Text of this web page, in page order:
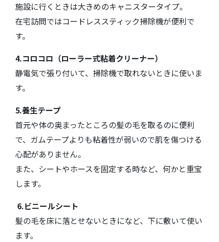
施設に行くときは大きめのキャニスタータイプ。
在宅訪問ではコードレススティック掃除機が便利で
す。
4.コロコロ（ローラー式粘着クリーナー）
静電気で張り付いて、掃除機で取れないときに使いま
す。
5.養生テープ
首元や体の奥まったところの髪の毛を取るのに便利
で、ガムテープよりも粘着性が弱いので肌を傷つける
心配がありません。
また、シートやホースを固定する時など、何かと重宝
します。
6.ビニールシート
髪の毛を床に落とせないときになど、下に敷いて使い
ます。